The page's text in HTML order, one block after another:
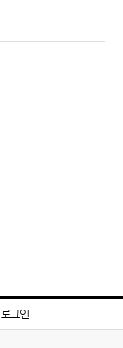
로그인